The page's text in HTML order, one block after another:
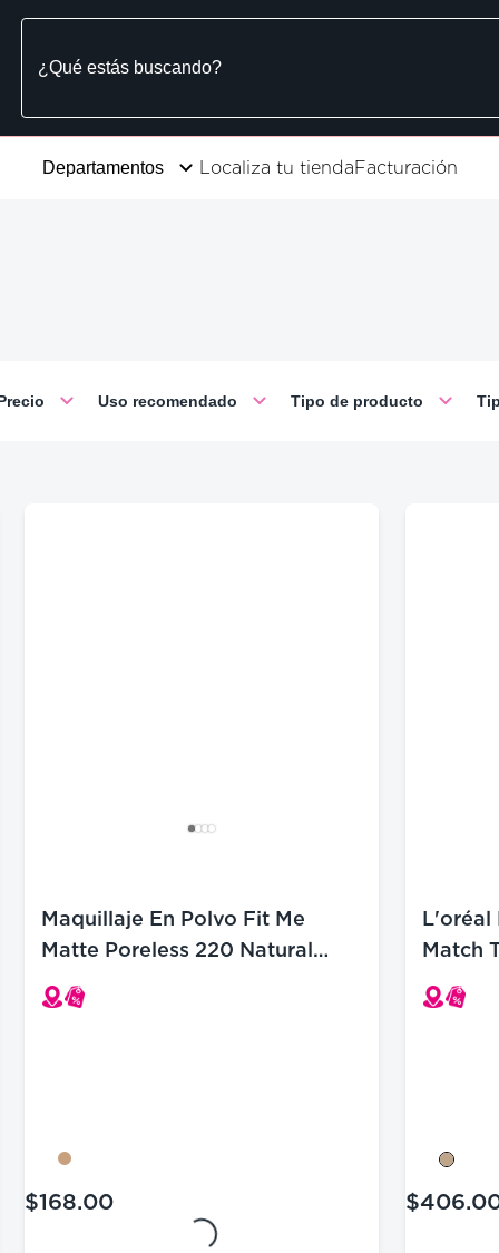
Departamentos Localiza tu tiendaFacturación
Uso recomendado Tipo de producto
Maquillaje En Polvo Fit Me
Matte Poreless 220 Natural
Beige
$168.00
precio actual $168.00
Loading...
L'oréal
Match
precio